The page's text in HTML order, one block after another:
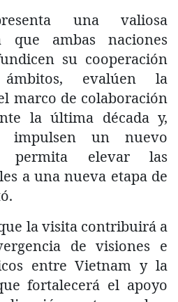
una valiosa
que ambas naciones
su cooperación
evalúen la
marco de colaboración
la última década y,
impulsen un nuevo
permita elevar las
a una nueva etapa de
la visita contribuirá a
de visiones e
entre Vietnam y la
fortalecerá el apoyo